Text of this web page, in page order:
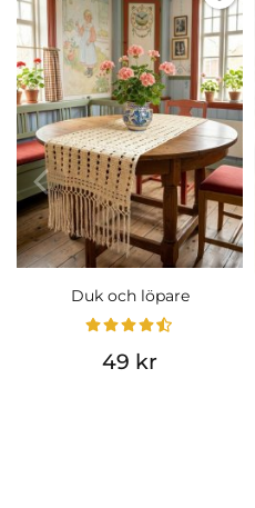
Duk och löpare
49 kr